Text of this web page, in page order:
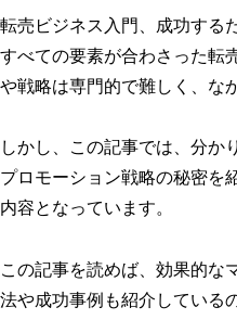
転売ビジネス入門、成功する
すべての要素が合わさった転
や戦略は専門的で難しく、な
しかし、この記事では、分か
プロモーション戦略の秘密を
内容となっています。
この記事を読めば、効果的な
法や成功事例も紹介している